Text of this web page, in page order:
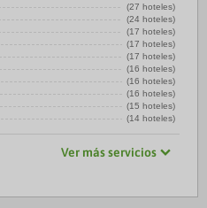
(27 hoteles)
(24 hoteles)
(17 hoteles)
(17 hoteles)
(17 hoteles)
(16 hoteles)
(16 hoteles)
(16 hoteles)
(15 hoteles)
(14 hoteles)
Ver más servicios